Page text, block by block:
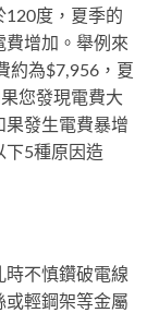
120度，夏季的
費增加。舉例來
約為$7,956，夏
您發現電費大
果發生電費暴增
下5種原因造
時不慎鑽破電線
或輕鋼架等金屬